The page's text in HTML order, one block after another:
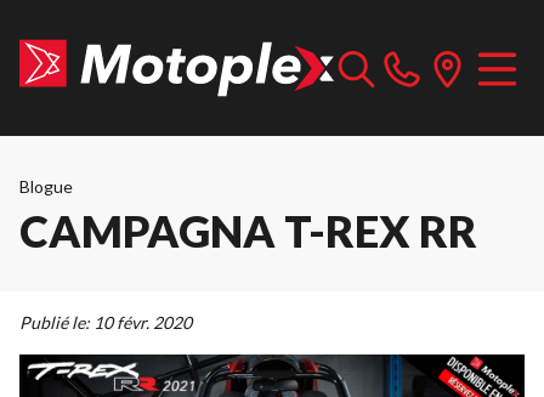
Blogue
CAMPAGNA T-REX RR
Publié le: 10 févr. 2020